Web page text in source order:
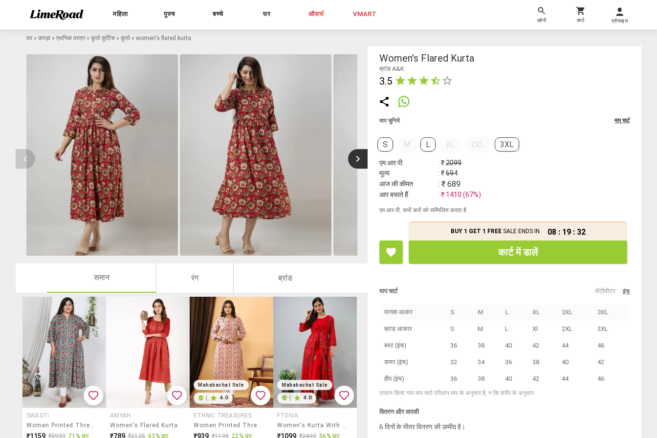
महिला पुरुष बच्चे घर ऑफर्स VMART
खोजें कार्ट प्रोफाइल
घर » कपड़ा » एथनिक वस्त्र » कुर्ता कुर्टिस » कुर्ता » women's flared kurta
समान रंग ब्रांड
SWASTI
Women Printed Three Quarter Sleeve Flared Kurta
₹1159 ₹3999 71% छूट
ANIYAH
Women's Flared Kurta
₹789 ₹2125 63% छूट
Mahabachat Sale
4.0
ETHNIC TREASURES
Women Printed Three Quater Sleeve Straight Kurta
₹939 ₹1199 22% छूट
Mahabachat Sale
4.0
FTDIVA
Women's Kurta With Jacket Kurta
₹1099 ₹2499 56% छूट
Women's Flared Kurta
ब्रांड A&K
3.5
माप चुनिये माप चार्ट
S M L XL 2XL 3XL
एम.आर.पी. : ₹2099
मूल्य
: ₹694
आज की कीमत
: ₹ 689
आप बचाते हैं : ₹ 1410 (67%)
एम.आर.पी. सभी करों को सम्मिलित करता है
BUY 1 GET 1 FREESALE ENDS IN 08 : 19 : 32
कार्ट में डालें
माप चार्ट सेंटीमीटर इंच
मानक आकर S M L XL 2XL 3XL
ब्रांड आकार S M L Xl 2XL 3XL
बस्ट (इंच) 36 38 40 42 44 46
कमर (इंच) 32 34 36 38 40 42
हीप (इंच) 36 38 40 42 44 46
प्रदान किया गया माप चार्ट परिधान माप के अनुसार है, न कि शरीर के अनुसार
वितरण और वापसी
6 दिनों के भीतर वितरण की उम्मीद है।